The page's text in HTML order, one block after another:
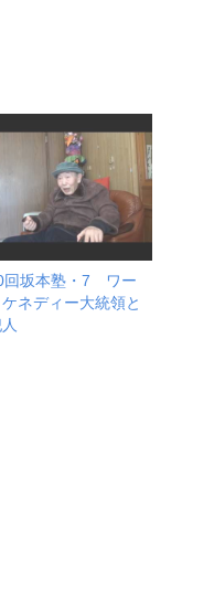
回坂本塾・7 ワー
ネディー大統領と